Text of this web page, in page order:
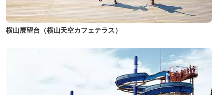
横山展望台（横山天空カフェテラス）